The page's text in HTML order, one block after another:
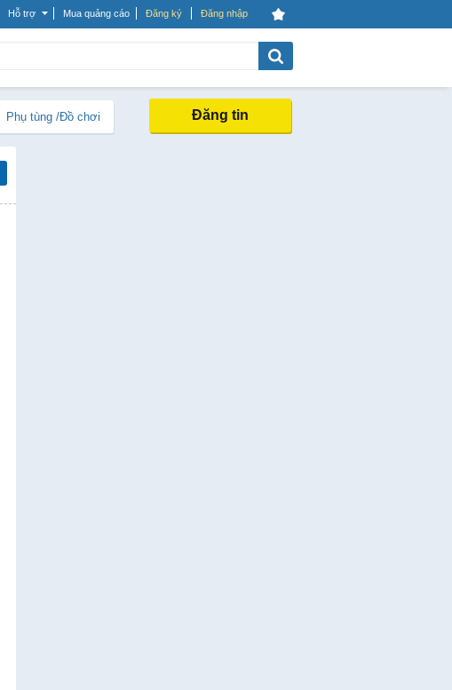
Hỗ trợ Mua quảng cáo Đăng ký Đăng nhập
Phụ tùng /Đồ chơi Đăng tin